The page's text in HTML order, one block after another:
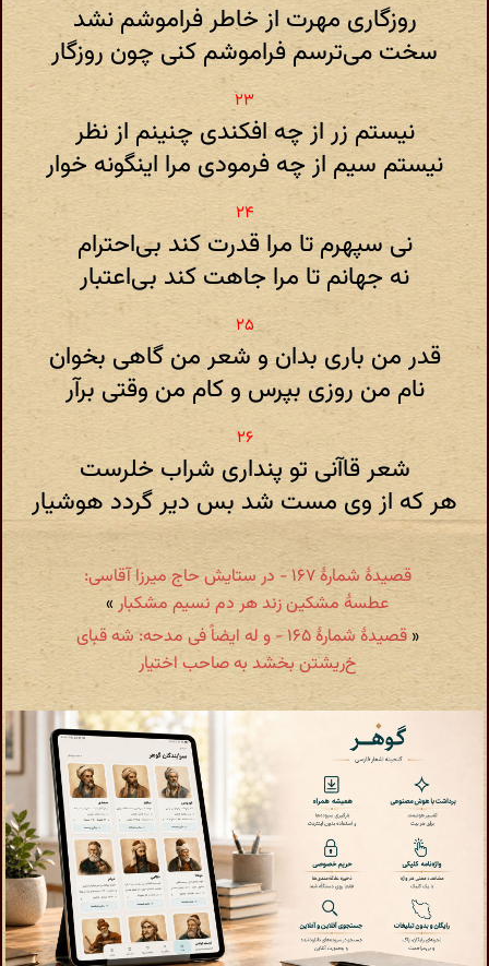
روزگاری مهرت از خاطر فراموشم نشد
سخت ‌می‌ترسم فراموشم‌ کنی چون روزگار
نیستم زر از چه افکندی چنینم از نظر
نیستم سیم از چه فرمودی مرا اینگونه خوار
نی سپهرم تا مرا قدرت کند بی‌احترام
نه جهانم تا مرا جاهت‌ کند بی‌اعتبار
قدر من باری بدان و شعر من گاهی بخوان
نام من روزی بپرس و کام من وقتی برآر
شعر قاآنی تو پنداری شراب خلرست
هر که از وی مست شد بس دیر گردد هوشیار
قصیدهٔ شمارهٔ ۱۶۷ - در ستایش حاج میرزا آقاسی:
عطسهٔ مشکین زند هر دم نسیم مشکبار»
«
قصیدهٔ شمارهٔ ۱۶۵ - و له ایضاً فی مدحه: شه قبای
خ‌ریشتن بخشد به صاحب اختیار